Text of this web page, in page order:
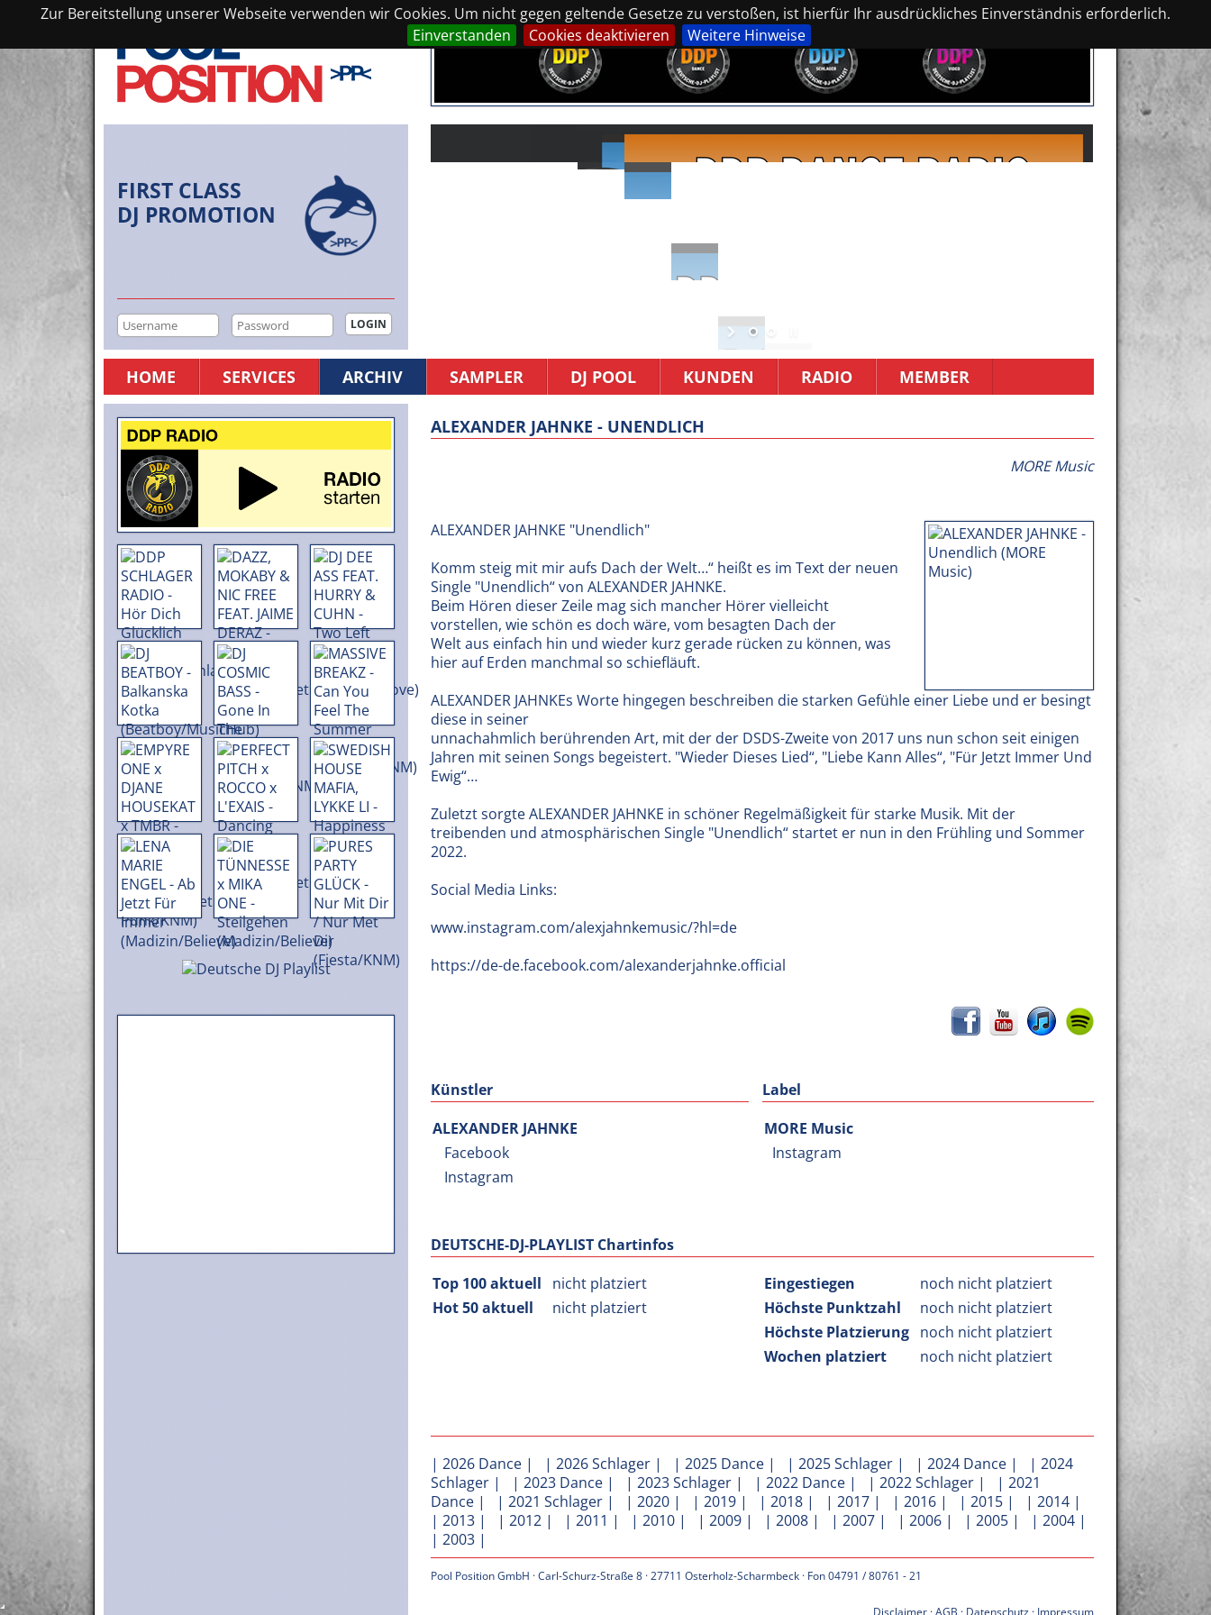
Zur Bereitstellung unserer Webseite verwenden wir Cookies. Um nicht gegen geltende Gesetze zu verstoßen, ist hierfür Ihr ausdrückliches Einverständnis erforderlich.
Einverstanden
Cookies deaktivieren Weitere Hinweise
FIRST CLASS
DJ PROMOTION
HOME SERVICES ARCHIV SAMPLER DJ POOL KUNDEN RADIO MEMBER
ALEXANDER JAHNKE - UNENDLICH
MORE Music
ALEXANDER JAHNKE "Unendlich"
Komm steig mit mir aufs Dach der Welt…“ heißt es im Text der neuen
Single "Unendlich“ von ALEXANDER JAHNKE.
Beim Hören dieser Zeile mag sich mancher Hörer vielleicht
vorstellen, wie schön es doch wäre, vom besagten Dach der
Welt aus einfach hin und wieder kurz gerade rücken zu können, was
hier auf Erden manchmal so schiefläuft.
ALEXANDER JAHNKEs Worte hingegen beschreiben die starken Gefühle einer Liebe und er besingt
diese in seiner
unnachahmlich berührenden Art, mit der der DSDS-Zweite von 2017 uns nun schon seit einigen
Jahren mit seinen Songs begeistert. "Wieder Dieses Lied“, "Liebe Kann Alles“, "Für Jetzt Immer Und
Ewig“…
Zuletzt sorgte ALEXANDER JAHNKE in schöner Regelmäßigkeit für starke Musik. Mit der
treibenden und atmosphärischen Single "Unendlich“ startet er nun in den Frühling und Sommer
2022.
Social Media Links:
www.instagram.com/alexjahnkemusic/?hl=de
https://de-de.facebook.com/alexanderjahnke.official
Künstler
ALEXANDER JAHNKE
Facebook
Instagram
Label
MORE Music
Instagram
DEUTSCHE-DJ-PLAYLIST Chartinfos
Top 100 aktuell
nicht platziert
Hot 50 aktuell
nicht platziert
Eingestiegen
noch nicht platziert
Höchste Punktzahl
noch nicht platziert
Höchste Platzierung noch nicht platziert
Wochen platziert
noch nicht platziert
| 2026 Dance | | 2026 Schlager | | 2025 Dance | | 2025 Schlager | | 2024 Dance | | 2024
Schlager | | 2023 Dance | | 2023 Schlager | | 2022 Dance | | 2022 Schlager | | 2021
Dance | | 2021 Schlager | | 2020 | | 2019 | | 2018 | | 2017 | | 2016 | | 2015 | | 2014 |
| 2013 | | 2012 | | 2011 | | 2010 | | 2009 | | 2008 | | 2007 | | 2006 | | 2005 | | 2004 |
| 2003 |
Pool Position GmbH · Carl-Schurz-Straße 8 · 27711 Osterholz-Scharmbeck · Fon 04791 / 80761 - 21
Disclaimer ·AGB · Datenschutz · Impressum